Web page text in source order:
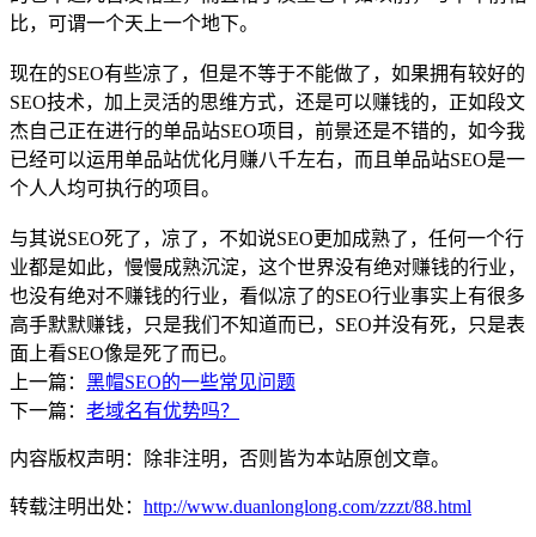
比，可谓一个天上一个地下。
现在的SEO有些凉了，但是不等于不能做了，如果拥有较好的
SEO技术，加上灵活的思维方式，还是可以赚钱的，正如段文
杰自己正在进行的单品站SEO项目，前景还是不错的，如今我
已经可以运用单品站优化月赚八千左右，而且单品站SEO是一
个人人均可执行的项目。
与其说SEO死了，凉了，不如说SEO更加成熟了，任何一个行
业都是如此，慢慢成熟沉淀，这个世界没有绝对赚钱的行业，
也没有绝对不赚钱的行业，看似凉了的SEO行业事实上有很多
高手默默赚钱，只是我们不知道而已，SEO并没有死，只是表
面上看SEO像是死了而已。
上一篇： 黑帽SEO的一些常见问题
下一篇： 老域名有优势吗？
内容版权声明：除非注明，否则皆为本站原创文章。
转载注明出处： http://www.duanlonglong.com/zzzt/88.html